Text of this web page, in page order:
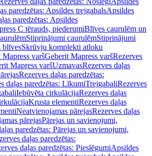
paredzētas: Apsildes trejgabalsApsildes
paredzētas: Apsildes
C tērauds, piederumiBlīves caurulēm un
Stiprinājumi caurulēmStiprinājumi
blīvesSkrūvju komplekti atloku
Mapress varšGeberit Mapress varšRezerves
Mapress varšUzmavasRezerves daļas
Rezerves daļas paredzētas:
daļas paredzētas: LīkumiTrejgabaliRezerves
Iebūvēta cirkulācijaRezerves daļas
Krusta elementiRezerves daļas
Neatvienojamas pārejasRezerves daļas
pārejasPārejas un savienojumi,
paredzētas: Pārejas un savienojumi,
daļas paredzētas:
daļas paredzētas: PieslēgumiApsildes